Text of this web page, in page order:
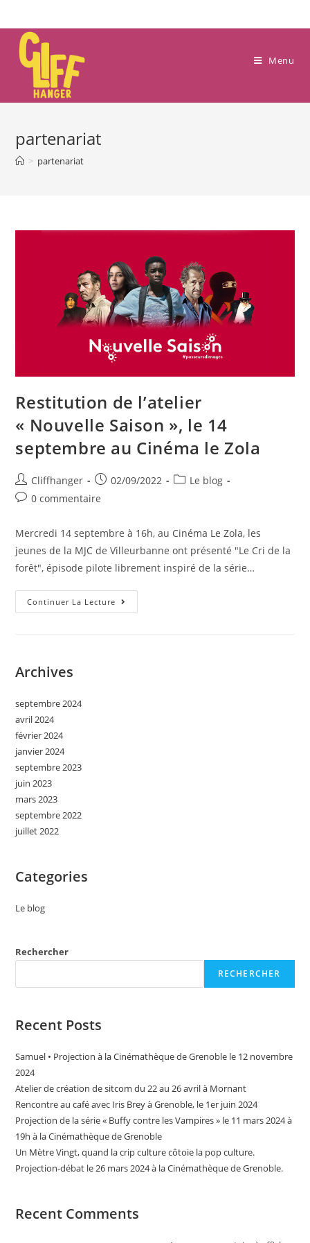
to
content
Menu
partenariat
> partenariat
Restitution de l’atelier
« Nouvelle Saison », le 14
septembre au Cinéma le Zola
Auteur/autrice
de
Cliffhanger
Post
published:
02/09/2022
PostLe blog
Post0 commentaire
Mercredi 14 septembre à 16h, au Cinéma Le Zola, les
jeunes de la MJC de Villeurbanne ont présenté "Le Cri de la
forêt", épisode pilote librement inspiré de la série…
Continuer La Lecture Restitution
De
Archives
septembre 2024
avril 2024
février 2024
janvier 2024
septembre 2023
juin 2023
mars 2023
septembre 2022
juillet 2022
Categories
Le blog
Rechercher
RECHERCHER
Recent Posts
Samuel • Projection à la Cinémathèque de Grenoble le 12 novembre
2024
Atelier de création de sitcom du 22 au 26 avril à Mornant
Rencontre au café avec Iris Brey à Grenoble, le 1er juin 2024
Projection de la série « Buffy contre les Vampires » le 11 mars 2024 à
19h à la Cinémathèque de Grenoble
Un Mètre Vingt, quand la crip culture côtoie la pop culture.
Projection-débat le 26 mars 2024 à la Cinémathèque de Grenoble.
Recent Comments